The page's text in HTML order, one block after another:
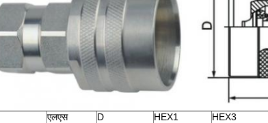
एलएस D HEX1 HEX3